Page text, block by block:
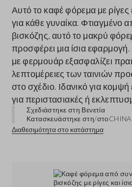
Αυτό το καφέ φόρεμα με ρίγες
για κάθε γυναίκα. Φτιαγμένο
βισκόζης, αυτό το μακρύ
προσφέρει μια ίσια εφαρμογή.
με φερμουάρ εξασφαλίζει
λεπτομέρειες των ταινιών
στο σχέδιο. Ιδανικό για κομψή
για περιστασιακές ή
Σχεδιάστηκε στη Βενετία
Κατασκευάστηκε στη/στοCHINA
Διαθεσιμότητα στο κατάστημα